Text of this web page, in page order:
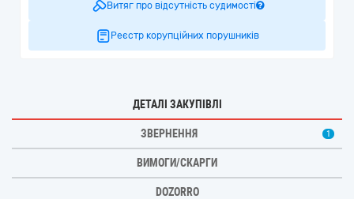
Витяг про відсутність судимості
Реєстр корупційних порушників
ДЕТАЛІ ЗАКУПІВЛІ
ЗВЕРНЕННЯ 1
ВИМОГИ/СКАРГИ
DOZORRO